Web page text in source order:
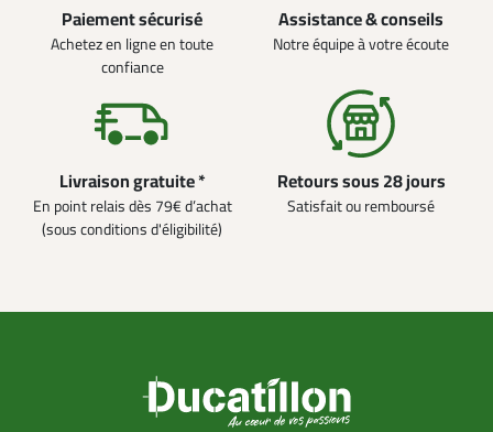
Paiement sécurisé
Achetez en ligne en toute
confiance
Assistance & conseils
Notre équipe à votre écoute
Livraison gratuite *
En point relais dès 79€ d’achat
(sous conditions d'éligibilité)
Retours sous 28 jours
Satisfait ou remboursé